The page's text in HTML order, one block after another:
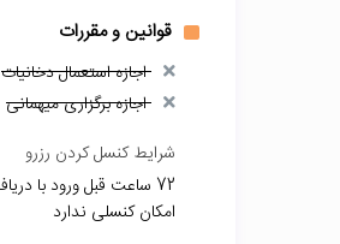
قوانین و مقررات
اجازه استعمال دخانیات
اجازه برگزاری میهمانی
شرایط کنسل کردن رزرو
امکان کنسلی ندارد